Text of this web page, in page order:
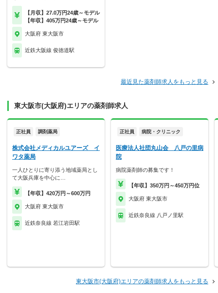
【月収】27.0万円24歳～モデル
【年収】405万円24歳～モデル
大阪府 東大阪市
近鉄大阪線 俊徳道駅
最近見た薬剤師求人をもっと見る
東大阪市(大阪府)エリアの薬剤師求人
正社員 調剤薬局
株式会社メディカルユアーズ イ
ワタ薬局
一人ひとりに寄り添う地域薬局とし
て大阪兵庫を中心に…
【年収】420万円～600万円
大阪府 東大阪市
近鉄奈良線 若江岩田駅
正社員 病院・クリニック
医療法人社団丸山会 八戸の里病
院
病院薬剤師の募集です！
【年収】350万円～450万円位
大阪府 東大阪市
近鉄奈良線 八戸ノ里駅
東大阪市(大阪府)エリアの薬剤師求人をもっと見る